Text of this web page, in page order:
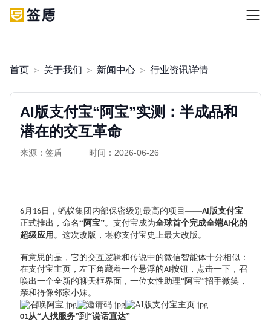
首页 ＞ 关于我们 ＞ 新闻中心 ＞ 行业资讯详情
AI版支付宝“阿宝”实测：半成品和
潜在的交互革命
来源：签盾 时间：2026-06-26
6月 16 日 ，蚂蚁集团内部保密级别最高的项目 ——AI版支付宝
正式推出，命名“阿宝”。支付宝成为全球首个完成全端AI化的
超级应用 。这次改版，堪称支付宝史上最大改版。
有意思的是，它的交互逻辑和传说中的微信智能体十分相似：
在支付宝主页，左下角藏着一个悬浮的AI按钮， 点击一下，召
唤出一个全新的聊天框界面，一位女性助理“阿宝”招手微笑，
亲和得像邻家小妹。
01从“人找服务”到“说话直达”